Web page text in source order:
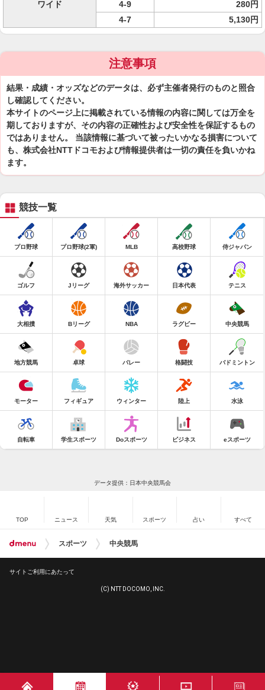
ワイド
4-9
280円
4-7
5,130円
注意事項
結果・成績・オッズなどのデータは、必ず主催者発行のものと照合
し確認してください。
本サイトのページ上に掲載されている情報の内容に関しては万全を
期しておりますが、その内容の正確性および安全性を保証するもの
ではありません。 当該情報に基づいて被ったいかなる損害について
も、株式会社NTTドコモおよび情報提供者は一切の責任を負いかね
ます。
競技一覧
プロ野球 プロ野球(2軍) MLB 高校野球 侍ジャパン
ゴルフ Jリーグ 海外サッカー 日本代表 テニス
大相撲 Bリーグ NBA ラグビー 中央競馬
地方競馬 卓球 バレー 格闘技 バドミントン
モーター フィギュア ウィンター 陸上 水泳
自転車 学生スポーツ Doスポーツ ビジネス eスポーツ
データ提供：日本中央競馬会
TOP ニュース 天気 スポーツ 占い すべて
スポーツ 中央競馬
サイトご利用にあたって
(C) NTT DOCOMO, INC.